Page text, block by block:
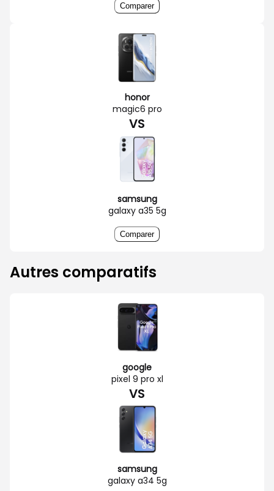
Comparer
honor
magic6 pro
VS
samsung
galaxy a35 5g
Comparer
Autres comparatifs
google
pixel 9 pro xl
VS
samsung
galaxy a34 5g